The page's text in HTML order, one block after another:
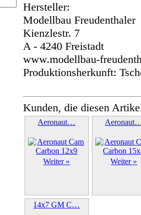
Hersteller:
Modellbau Freudenthaler
Kienzlestr. 7
A - 4240 Freistadt
www.modellbau-
Produktionsherkunft:
Kunden, die diesen
Aeronaut…
Weiter » Weiter »
14x7 GM C…